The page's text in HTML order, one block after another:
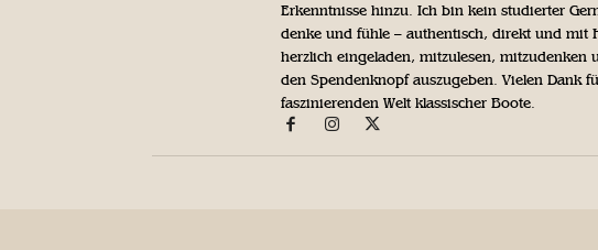
Erkenntnisse hinzu. Ich bin kein studierter
denke und fühle – authentisch, direkt und mit
herzlich eingeladen, mitzulesen, mitzudenken
den Spendenknopf auszugeben. Vielen Dank
faszinierenden Welt klassischer Boote.